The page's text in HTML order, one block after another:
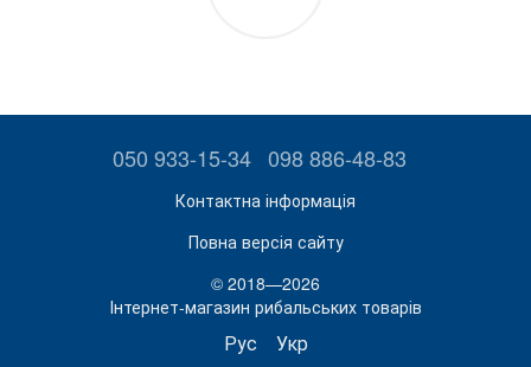
050 933-15-34 098 886-48-83
Контактна інформація
Повна версія сайту
© 2018—2026
Інтернет-магазин рибальських товарів
Рус Укр